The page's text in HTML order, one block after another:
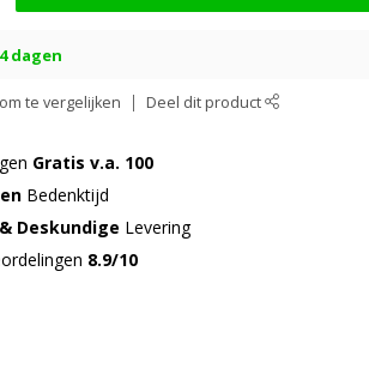
dagen
te vergelijken Deel dit product
Gratis v.a. 100
Bedenktijd
Deskundige Levering
8.9/10